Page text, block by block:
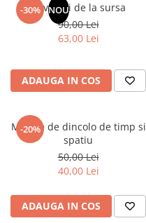
Lecturi Scolare
Lumea Copilariei
Ma pregatesc pentru scoala
Manuale - Carte Scolara
Clasa a II-a
Clasa a IV-a
Clasa a V-a
Clasa a VI-a
Clasa a VIII-a
Clasa I
-30% NOU
Revelatii de la sursa
90,00 Lei
63,00 Lei
ADAUGA IN COS
-20%
Mesaje de dincolo de timp si
spatiu
50,00 Lei
40,00 Lei
ADAUGA IN COS